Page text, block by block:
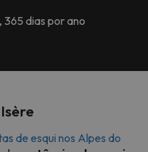
dias por ano
de esqui nos Alpes do